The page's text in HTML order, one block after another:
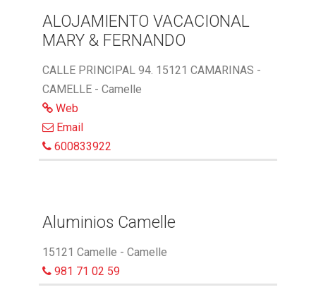
ALOJAMIENTO VACACIONAL
MARY & FERNANDO
CALLE PRINCIPAL 94. 15121 CAMARINAS -
CAMELLE - Camelle
Web
Email
600833922
Aluminios Camelle
15121 Camelle - Camelle
981 71 02 59